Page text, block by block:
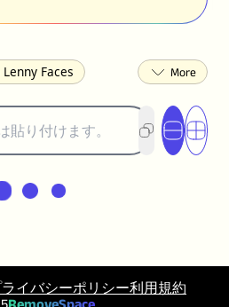
Lenny Faces
Flirting
Happy
Scared
Love
RemoveSpace
ライバシーポリシー利用規約